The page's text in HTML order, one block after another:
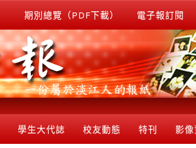
期別總覽（PDF下載） 電子報訂閱
學生大代誌 校友動態 特刊 影